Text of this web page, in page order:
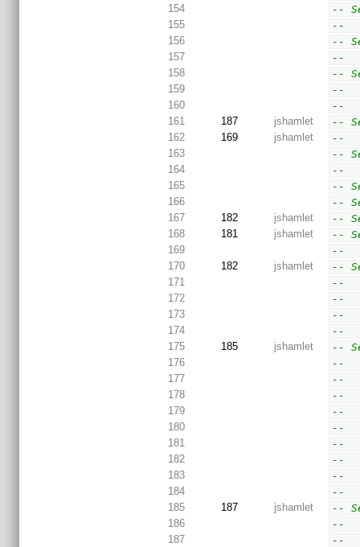
154
--
155
--
156
--
157
--
158
--
159
--
160
--
161
187 jshamlet
--
162
169 jshamlet
--
163
--
164
--
165
--
166
--
167
182 jshamlet
--
168
181 jshamlet
--
169
--
170
182 jshamlet
--
171
--
172
--
173
--
174
--
175
185 jshamlet
--
176
--
177
--
178
--
179
--
180
--
181
--
182
--
183
--
184
--
185
187 jshamlet
--
186
--
187
--